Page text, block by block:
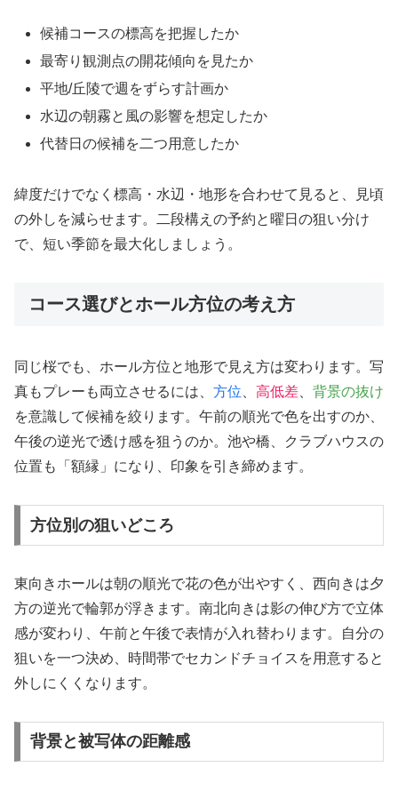
候補コースの標高を把握したか
最寄り観測点の開花傾向を見たか
平地/丘陵で週をずらす計画か
水辺の朝霧と風の影響を想定したか
代替日の候補を二つ用意したか
緯度だけでなく標高・水辺・地形を合わせて見ると、見頃
の外しを減らせます。二段構えの予約と曜日の狙い分け
で、短い季節を最大化しましょう。
コース選びとホール方位の考え方
同じ桜でも、ホール方位と地形で見え方は変わります。写
真もプレーも両立させるには、 方位 高低差
背景の抜け
を意識して候補を絞ります。午前の順光で色を出すのか、
午後の逆光で透け感を狙うのか。池や橋、クラブハウスの
位置も「額縁」になり、印象を引き締めます。
方位別の狙いどころ
東向きホールは朝の順光で花の色が出やすく、西向きは夕
方の逆光で輪郭が浮きます。南北向きは影の伸び方で立体
感が変わり、午前と午後で表情が入れ替わります。自分の
狙いを一つ決め、時間帯でセカンドチョイスを用意すると
外しにくくなります。
背景と被写体の距離感